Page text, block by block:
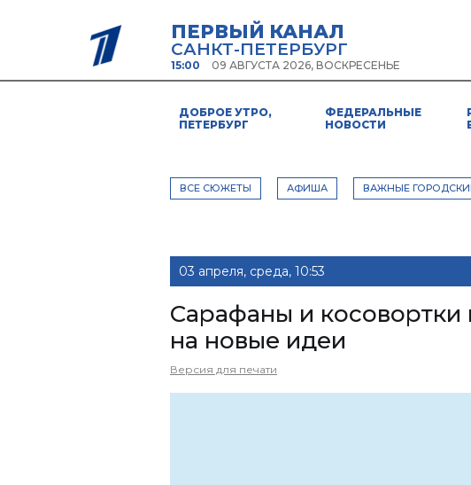
ПЕРВЫЙ КАНАЛ
САНКТ-ПЕТЕРБУРГ
15:00 09 АВГУСТА 2026, ВОСКРЕСЕНЬЕ
ДОБРОЕ УТРО,
ПЕТЕРБУРГ
ФЕДЕРАЛЬНЫЕ
НОВОСТИ
ВСЕ СЮЖЕТЫ АФИША ВАЖНЫЕ
03 апреля, среда, 10:53
Сарафаны и
на новые идеи
Версия для печати